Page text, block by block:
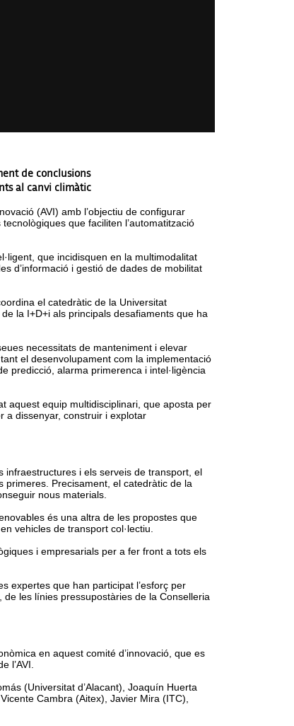
de conclusions
al canvi climàtic
(AVI) amb l’objectiu de configurar
que faciliten l’automatització
que incidisquen en la multimodalitat
d’informació i gestió de dades de mobilitat
el catedràtic de la Universitat
la I+D+i als principals desafiaments que ha
necessitats de manteniment i elevar
el desenvolupament com la implementació
predicció, alarma primerenca i intel·ligència
aquest equip multidisciplinari, que aposta per
a dissenyar, construir i explotar
infraestructures i els serveis de transport, el
primeres. Precisament, el catedràtic de la
nous materials.
és una altra de les propostes que
vehicles de transport col·lectiu.
i empresarials per a fer front a tots els
expertes que han participat l’esforç per
les línies pressupostàries de la Conselleria
en aquest comité d’innovació, que es
l’AVI.
(Universitat d’Alacant), Joaquín Huerta
Cambra (Aitex), Javier Mira (ITC),